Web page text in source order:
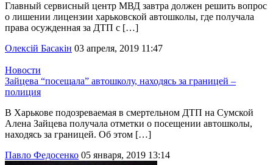
Главный сервисный центр МВД завтра должен решить вопрос
о лишении лицензии харьковской автошколы, где получала
права осужденная за ДТП с […]
Олексій Басакін 03 апреля, 2019 11:47
Новости
Зайцева “посещала” автошколу, находясь за границей –
полиция
В Харькове подозреваемая в смертельном ДТП на Сумской
Алена Зайцева получала отметки о посещении автошколы,
находясь за границей. Об этом […]
Павло Федосенко 05 января, 2019 13:14